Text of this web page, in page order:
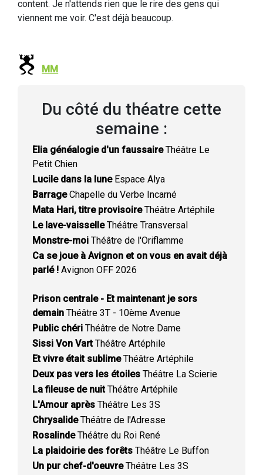
content. Je n'attends rien que le rire des gens qui
viennent me voir. C'est déjà beaucoup.
MM
Du côté du théatre cette
semaine :
Elia généalogie d'un faussaireThéâtre Le
Petit Chien
Lucile dans la luneEspace Alya
BarrageChapelle du Verbe Incarné
Mata Hari, titre provisoireThéâtre Artéphile
Le lave-vaisselleThéâtre Transversal
Monstre-moi Théâtre de l'Oriflamme
Ca se joue à Avignon et on vous en avait déjà
parlé ! Avignon OFF 2026
Prison centrale - Et maintenant je sors
demain Théâtre 3T - 10ème Avenue
Public chéri Théâtre de Notre Dame
Sissi Von VartThéâtre Artéphile
Et vivre était sublimeThéâtre Artéphile
Deux pas vers les étoiles Théâtre La Scierie
La fileuse de nuitThéâtre Artéphile
L'Amour après Théâtre Les 3S
ChrysalideThéâtre de l'Adresse
RosalindeThéâtre du Roi René
La plaidoirie des forêts Théâtre Le Buffon
Un pur chef-d'oeuvreThéâtre Les 3S